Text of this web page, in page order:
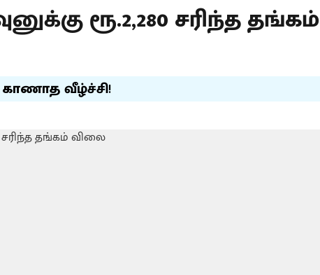
ரூ.2,280 சரிந்த தங்கம்
காணாத வீழ்ச்சி!